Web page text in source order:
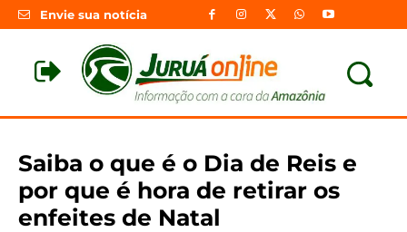
Envie sua notícia
Saiba o que é o Dia de Reis e
por que é hora de retirar os
enfeites de Natal